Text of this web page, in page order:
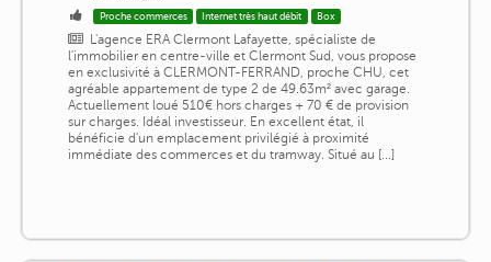
Proche commerces Internet très haut débit Box
L'agence ERA Clermont Lafayette, spécialiste de
l'immobilier en centre-ville et Clermont Sud, vous propose
en exclusivité à CLERMONT-FERRAND, proche CHU, cet
agréable appartement de type 2 de 49.63m² avec garage.
Actuellement loué 510€ hors charges + 70 € de provision
sur charges. Idéal investisseur. En excellent état, il
bénéficie d'un emplacement privilégié à proximité
immédiate des commerces et du tramway. Situé au [...]